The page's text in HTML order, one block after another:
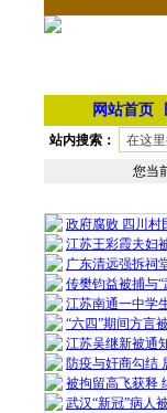
网站首页
站内搜索：
您当
政府腐败 四川村
江苏王彩霞夫妇
广东清远强拆祠
传樊钧益被捕与
江苏南通一中学
“六四”期间方言
江苏吴继新被通
防疫与奸商勾结
被拘留高飞获释
武汉“新冠”病人